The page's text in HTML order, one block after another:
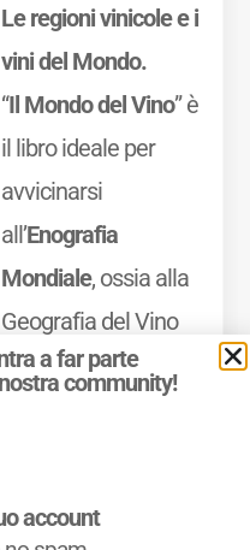
Le regioni vinicole e i
vini del Mondo.
“Il Mondo del Vino” è
il libro ideale per
avvicinarsi
all’Enografia
Mondiale, ossia alla
Geografia del Vino
nel Mondo, ed
dei paesi produttori
a far parte
community!
account